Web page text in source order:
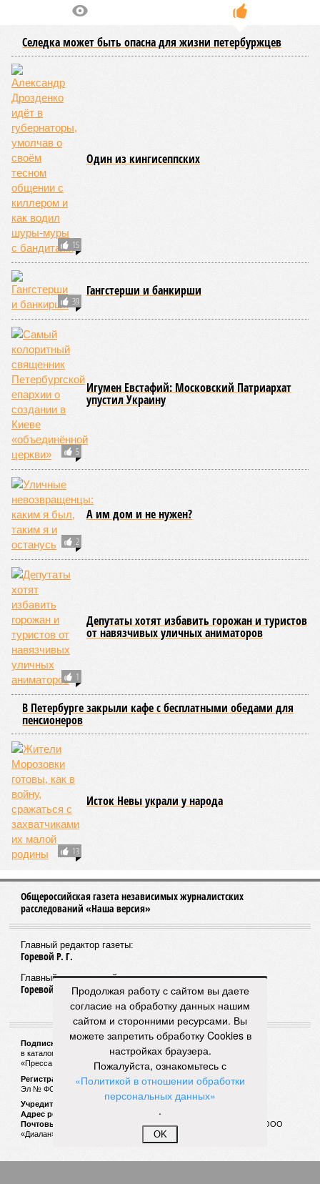
Селедка может быть опасна для жизни петербуржцев
15
Один из кингисеппских
39
Гангстерши и банкирши
5
Игумен Евстафий: Московский Патриархат
упустил Украину
2
А им дом и не нужен?
1
Депутаты хотят избавить горожан и туристов
от навязчивых уличных аниматоров
В Петербурге закрыли кафе с бесплатными обедами для
пенсионеров
13
Исток Невы украли у народа
Общероссийская газета независимых журналистских
расследований «Наша версия»
Главный редактор газеты:
Горевой Р. Г.
Главный редактор сайта:
Горевой Р. Г.
Подписной индекс газеты «Наша версия»:
в каталоге «Почта России» —99266
«Пресса России» (зелёный) —41522
Регистрационный номер Роскомнадзора
Эл № ФС77-53847 от 26.04.2013.
Учредитель ООО «Версия»
Адрес редакции:
123100, Россия, Москва, улица 1905 года, 7с1
Почтовый адрес редакции:
123022, Россия, Москва, а/я 29. для ООО
«Диалан»
Продолжая работу с сайтом вы даете
согласие на обработку данных нашим
сайтом и сторонними ресурсами. Вы
можете запретить обработку Cookies в
настройках браузера.
Пожалуйста, ознакомьтесь с
«Политикой в отношении обработки
персональных данных»
.
OK